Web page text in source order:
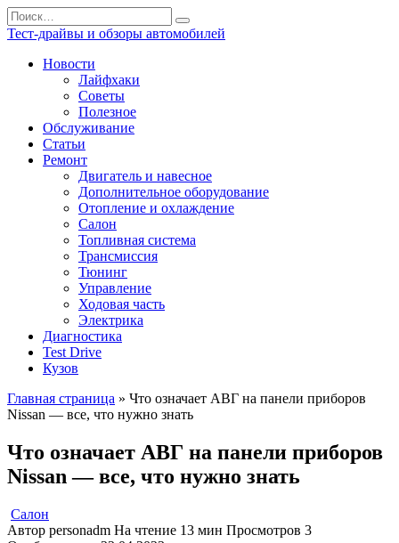
Перейти
к
содержанию
Search
for:
Тест-драйвы и обзоры автомобилей
Новости
Лайфхаки
Советы
Полезное
Обслуживание
Статьи
Ремонт
Двигатель и навесное
Дополнительное оборудование
Отопление и охлаждение
Салон
Топливная система
Трансмиссия
Тюнинг
Управление
Ходовая часть
Электрика
Диагностика
Test Drive
Кузов
Главная страница » Что означает АВГ на панели приборов
Nissan — все, что нужно знать
Что означает АВГ на панели приборов
Nissan — все, что нужно знать
Салон
Автор personadm На чтение 13 мин Просмотров 3